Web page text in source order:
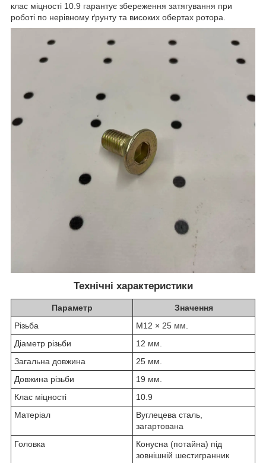
клас міцності 10.9 гарантує збереження затягування при
роботі по нерівному ґрунту та високих обертах ротора.
Технічні характеристики
Параметр
Значення
Різьба
М12 × 25 мм.
Діаметр різьби
12 мм.
Загальна довжина
25 мм.
Довжина різьби
19 мм.
Клас міцності
10.9
Матеріал
Вуглецева сталь,
загартована
Головка
Конусна (потайна) під
зовнішній шестигранник